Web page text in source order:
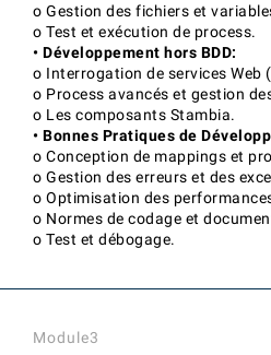
o Gestion des fichiers et
o Test et exécution de process.
• Développement hors BDD:
o Interrogation de services Web
o Process avancés et gestion
o Les composants Stambia.
• Bonnes Pratiques de
o Conception de mappings et
o Gestion des erreurs et des
o Optimisation des
o Normes de codage et
o Test et débogage.
Module3